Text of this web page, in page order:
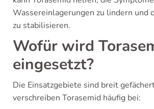
Wassereinlagerungen zu lindern und
zu stabilisieren.
Wofür wird
eingesetzt?
Die Einsatzgebiete sind breit
verschreiben Torasemid häufig bei: